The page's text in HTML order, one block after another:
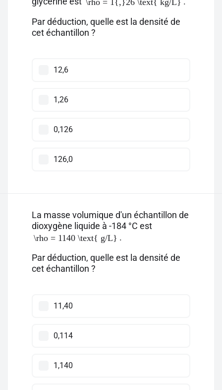
\rho = 1{,}26 \text{ kg/L}
Par déduction, quelle est la densité de
cet échantillon ?
12,6
1,26
0,126
126,0
La masse volumique d'un échantillon de
dioxygène liquide à -184 °C est
\rho = 1140 \text{ g/L} .
Par déduction, quelle est la densité de
cet échantillon ?
11,40
0,114
1,140